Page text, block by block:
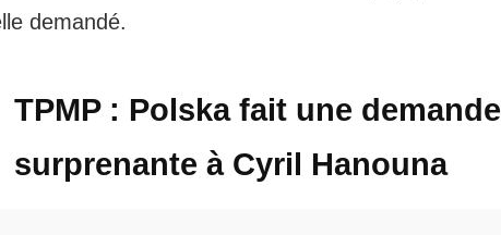
demandé.
TPMP : Polska fait une demande
surprenante à Cyril Hanouna